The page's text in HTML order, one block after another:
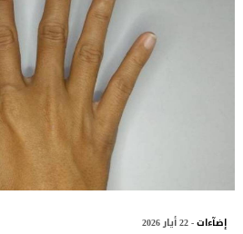
إضآءات- 22 أيار 2026